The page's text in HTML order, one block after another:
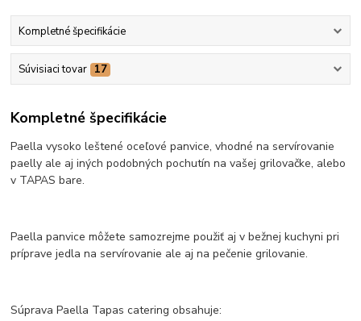
Kompletné špecifikácie
Súvisiaci tovar 17
Kompletné špecifikácie
Paella vysoko leštené oceľové panvice, vhodné na servírovanie
paelly ale aj iných podobných pochutín na vašej grilovačke, alebo
v TAPAS bare.
Paella panvice môžete samozrejme použiť aj v bežnej kuchyni pri
príprave jedla na servírovanie ale aj na pečenie grilovanie.
Súprava Paella Tapas catering obsahuje: